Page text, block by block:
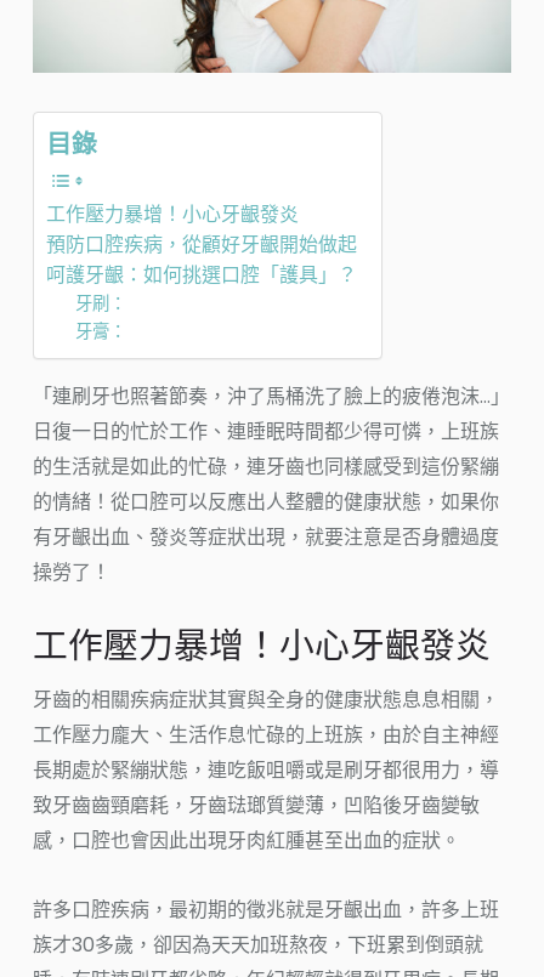
目錄
工作壓力暴增！小心牙齦發炎
預防口腔疾病，從顧好牙齦開始做起
呵護牙齦：如何挑選口腔「護具」？
牙刷：
牙膏：
「連刷牙也照著節奏，沖了馬桶洗了臉上的疲倦泡沫…」
日復一日的忙於工作、連睡眠時間都少得可憐，上班族
的生活就是如此的忙碌，連牙齒也同樣感受到這份緊繃
的情緒！從口腔可以反應出人整體的健康狀態，如果你
有牙齦出血、發炎等症狀出現，就要注意是否身體過度
操勞了！
工作壓力暴增！小心牙齦發炎
牙齒的相關疾病症狀其實與全身的健康狀態息息相關，
工作壓力龐大、生活作息忙碌的上班族，由於自主神經
長期處於緊繃狀態，連吃飯咀嚼或是刷牙都很用力，導
致牙齒齒頸磨耗，牙齒琺瑯質變薄，凹陷後牙齒變敏
感，口腔也會因此出現牙肉紅腫甚至出血的症狀。
許多口腔疾病，最初期的徵兆就是牙齦出血，許多上班
族才30多歲，卻因為天天加班熬夜，下班累到倒頭就